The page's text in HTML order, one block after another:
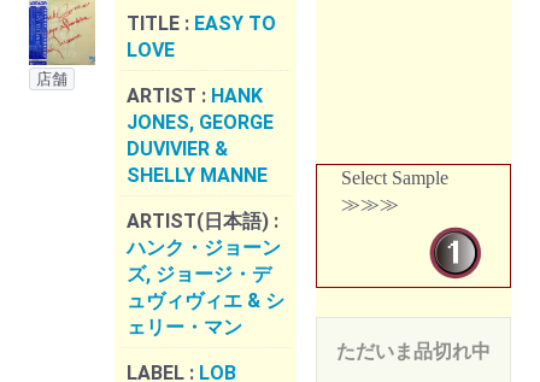
店舗
TITLE : EASY TO
LOVE
ARTIST : HANK
JONES, GEORGE
DUVIVIER &
SHELLY MANNE
ARTIST(日本語) :
ハンク・ジョーン
ズ, ジョージ・デ
ュヴィヴィエ & シ
ェリー・マン
LABEL : LOB
Select Sample
≫≫≫
ただいま品切れ中